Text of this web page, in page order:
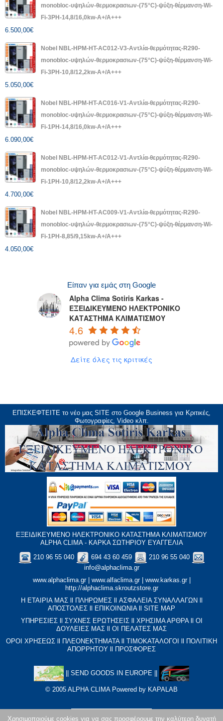
monobloc-υψηλών-θερμοκρασιων-(75°C)-ψύξη-θέρμανση-Wi-
Fi-3PH-14,8/16,0kw-A+/A+++
6.500,00€
Nobel NBL-HPM-HT-AC012-V3-Αντλία-θερμότητας-R290-
monobloc-υψηλών-θερμοκρασιων-(75°C)-ψύξη-θέρμανση-Wi-
Fi-3PH-10,8/12,2kw-A+/A+++
5.050,00€
Nobel NBL-HPM-HT-AC016-V1-Αντλία-θερμότητας-R290-
monobloc-υψηλών-θερμοκρασιων-(75°C)-ψύξη-θέρμανση-Wi-
Fi-1PH-14,8/16,0kw-A+/A+++
6.090,00€
Nobel NBL-HPM-HT-AC012-V1-Αντλία-θερμότητας-R290-
monobloc-υψηλών-θερμοκρασιων-(75°C)-ψύξη-θέρμανση-Wi-
Fi-1PH-10,8/12,2kw-A+/A+++
4.700,00€
Nobel NBL-HPM-HT-AC009-V1-Αντλία-θερμότητας-R290-
monobloc-υψηλών-θερμοκρασιων-(75°C)-ψύξη-θέρμανση-Wi-
Fi-1PH-8,85/9,15kw-A+/A+++
4.050,00€
Είπαν για εμάς στη Google
Alpha Clima Sotiris Karkas -
ΕΞΕΙΔΙΚΕΥΜΕΝΟ ΗΛΕΚΤΡΟΝΙΚΟ
ΚΑΤΑΣΤΗΜΑ ΚΛΙΜΑΤΙΣΜΟΥ
4.6
Δείτε όλες τις κριτικές
ΕΠΙΣΚΕΦΤΕΙΤΕ το νέο μας SITE στο Google Business για Κριτικές,
Φωτογραφίες, Video κλπ.
ΕΞΕΙΔΙΚΕΥΜΕΝΟ ΗΛΕΚΤΡΟΝΙΚΟ ΚΑΤΑΣΤΗΜΑ ΚΛΙΜΑΤΙΣΜΟΥ
ALPHA CLIMA - ΚΑΡΚΑ ΣΩΤΗΡΙΟΥ ΕΥΑΓΓΕΛΙΑ
210 96 55 040
694 43 60 459
210 96 55 040
info@alphaclima.gr
www.alphaclima.gr| www.alfaclima.gr| www.karkas.gr|
http://alphaclima.skroutzstore.gr
Η ΕΤΑΙΡΙΑ ΜΑΣ ll ΠΛΗΡΩΜΕΣ ll ΑΣΦΑΛΕΙΑ ΣΥΝΑΛΛΑΓΩΝll
ΑΠΟΣΤΟΛΕΣ ll ΕΠΙΚΟΙΝΩΝΙΑ ll SITE MAP
ΥΠΗΡΕΣΙΕΣll ΣΥΧΝΕΣ ΕΡΩΤΗΣΕΙΣll XΡΗΣΙΜΑ ΑΡΘΡΑll ΟΙ
ΔΟΥΛΕΙΕΣ ΜΑΣ ll ΟΙ ΠΕΛΑΤΕΣ ΜΑΣ
ΟΡΟΙ ΧΡΗΣΕΩΣ ll ΠΛΕΟΝΕΚΤΗΜΑΤΑll ΤΙΜΟΚΑΤΑΛΟΓΟΙ ll ΠΟΛΙΤΙΚΗ
ΑΠΟΡΡΗΤΟΥ ll ΠΡΟΣΦΟΡΕΣ
|| SEND GOODS IN EUROPE ||
© 2005 ALPHA CLIMA Powered by KAPALAB
Χρησιμοποιούμε cookies για να σας προσφέρουμε την καλύτερη δυνατή